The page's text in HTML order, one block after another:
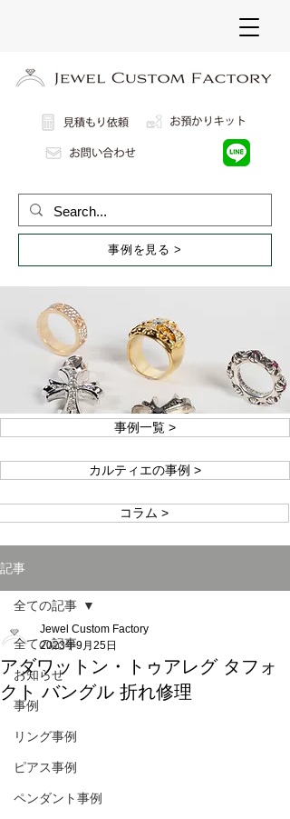
事例を見る >
事例一覧 >
カルティエの事例 >
コラム >
記事
全ての記事
お知らせ
事例
リング事例
ピアス事例
ペンダント事例
全ての記事
アダワットン・トゥアレグ タフォ
クト バングル 折れ修理
Jewel Custom Factory
2023年9月25日